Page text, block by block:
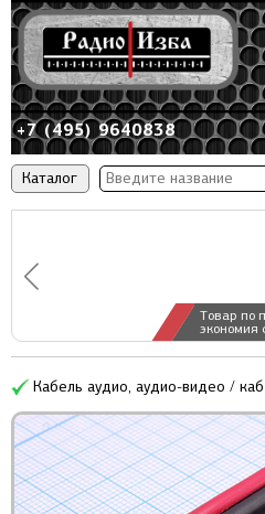
Каталог
Товар по
экономия
+7 (495) 9640838
Кабель аудио, аудио-видео /